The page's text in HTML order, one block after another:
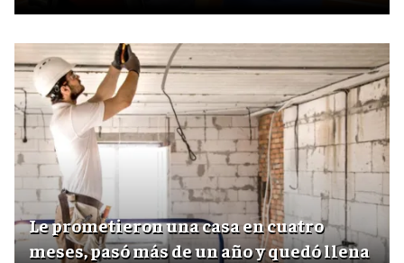
Le prometieron una casa en cuatro
meses, pasó más de un año y quedó llena